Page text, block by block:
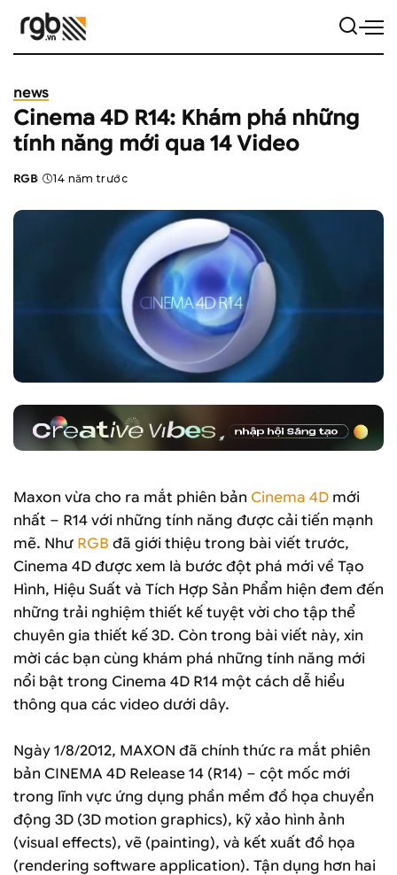
news
Cinema 4D R14: Khám phá những
tính năng mới qua 14 Video
Posted
RGB 14 năm trước
Maxon vừa cho ra mắt phiên bản Cinema 4D mới
nhất – R14 với những tính năng được cải tiến mạnh
mẽ. Như RGB đã giới thiệu trong bài viết trước,
Cinema 4D được xem là bước đột phá mới về Tạo
Hình, Hiệu Suất và Tích Hợp Sản Phẩm hiện đem đến
những trải nghiệm thiết kế tuyệt vời cho tập thể
chuyên gia thiết kế 3D. Còn trong bài viết này, xin
mời các bạn cùng khám phá những tính năng mới
nổi bật trong Cinema 4D R14 một cách dễ hiểu
thông qua các video dưới dây.
Ngày 1/8/2012, MAXON đã chính thức ra mắt phiên
bản CINEMA 4D Release 14 (R14) – cột mốc mới
trong lĩnh vực ứng dụng phần mềm đồ họa chuyển
động 3D (3D motion graphics), kỹ xảo hình ảnh
(visual effects), vẽ (painting), và kết xuất đồ họa
(rendering software application). Tận dụng hơn hai